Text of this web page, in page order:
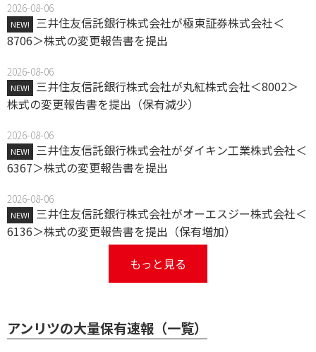
2026-08-06
NEW!
三井住友信託銀行株式会社が極東証券株式会社＜
8706＞株式の変更報告書を提出
2026-08-06
NEW!
三井住友信託銀行株式会社が丸紅株式会社＜8002＞
株式の変更報告書を提出（保有減少）
2026-08-06
NEW!
三井住友信託銀行株式会社がダイキン工業株式会社＜
6367＞株式の変更報告書を提出
2026-08-06
NEW!
三井住友信託銀行株式会社がオーエスジー株式会社＜
6136＞株式の変更報告書を提出（保有増加）
もっと見る
アンリツの大量保有速報（一覧）